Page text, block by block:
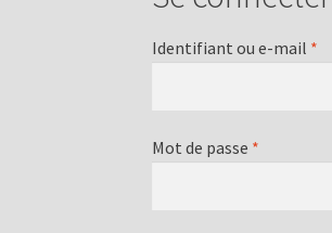
Identifiant ou e-mail *
Mot de passe *